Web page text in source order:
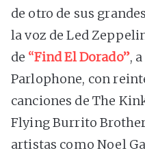
de otro de sus
la voz de Led
de “Find El Dorado”,
Parlophone, con
canciones de The
Flying Burrito
artistas como Noel